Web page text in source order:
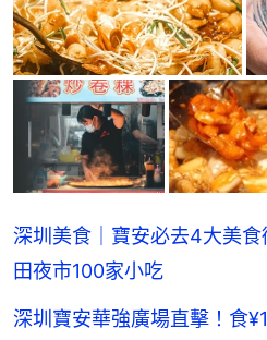
深圳美食｜寶安必去4大美
田夜市100家小吃
深圳寶安華強廣場直擊！食